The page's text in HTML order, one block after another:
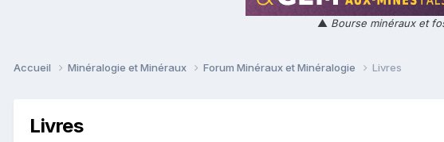
▲ Bourse minéraux et
Accueil Minéralogie et Minéraux Forum Minéraux et Minéralogie Livres
Livres